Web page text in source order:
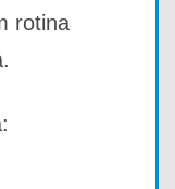
rotina